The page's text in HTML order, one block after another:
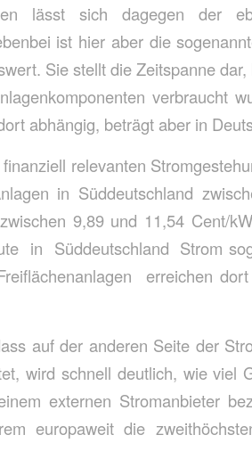
lässt sich dagegen der
ist hier aber die
Sie stellt die Zeitspanne
verbraucht
abhängig, beträgt aber in
relevanten
in Süddeutschland
9,89 und 11,54 Cent/
in Süddeutschland Strom
erreichen
auf der anderen Seite der
wird schnell deutlich, wie viel
externen Stromanbieter
europaweit die